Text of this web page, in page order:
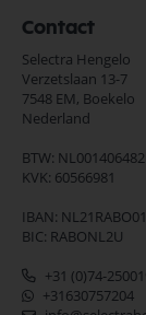
Contact
Selectra Hengelo
Verzetslaan 13-7
7548 EM, Boekelo
Nederland
BTW:
KVK: 60566981
IBAN:
BIC: RABONL2U
+31 (0)74-
+31630757204